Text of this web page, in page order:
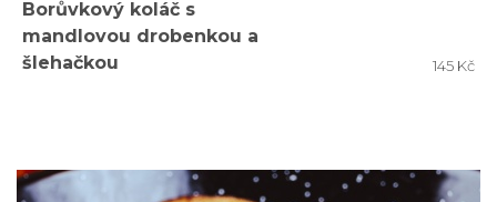
Borůvkový koláč s
mandlovou drobenkou a
šlehačkou
145 Kč